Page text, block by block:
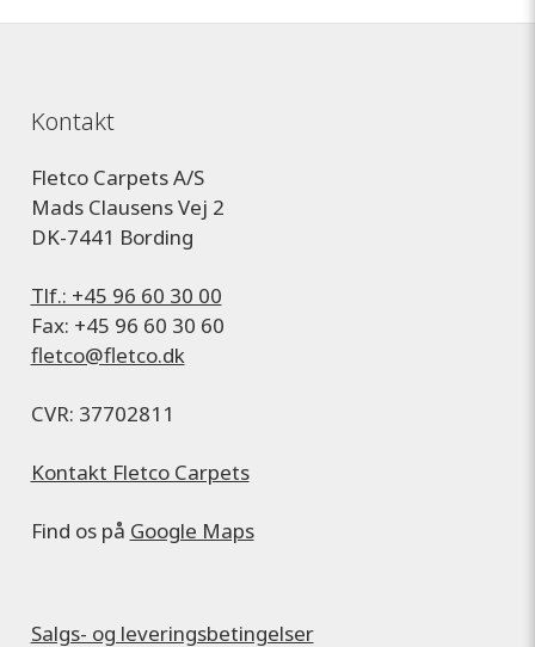
Kontakt
Fletco Carpets A/S
Mads Clausens Vej 2
DK-7441 Bording
Tlf.: +45 96 60 30 00
Fax: +45 96 60 30 60
fletco@fletco.dk
CVR: 37702811
Kontakt Fletco Carpets
Find os på Google Maps
Salgs- og leveringsbetingelser